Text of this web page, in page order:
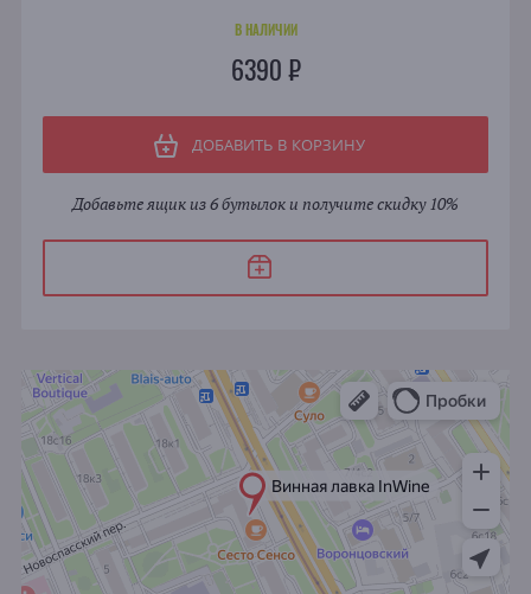
В НАЛИЧИИ
6390 ₽
ДОБАВИТЬ В КОРЗИНУ
Добавьте ящик из 6 бутылок и получите скидку 10%